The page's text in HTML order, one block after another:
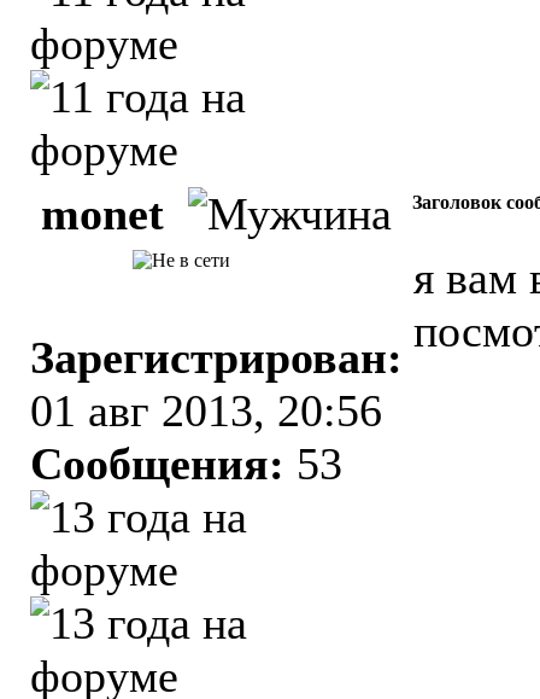
monet Заголовок
Зарегистрирован:
01 авг 2013, 20:56
Сообщения: 53
я вам